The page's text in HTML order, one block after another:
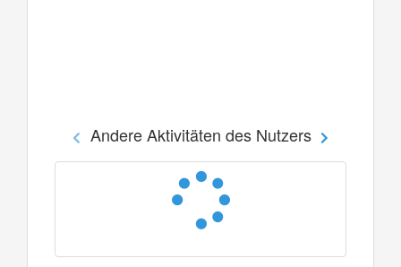
Andere Aktivitäten des Nutzers